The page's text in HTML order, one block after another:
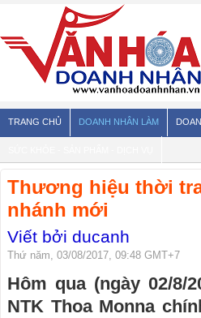
TRANG CHỦ DOANH NHÂN LÀM
Thương hiệu thời
nhánh mới
Viết bởi ducanh
Thứ năm, 03/08/2017, 09:48 GMT+7
Hôm qua (ngày 02/8/
NTK Thoa Monna